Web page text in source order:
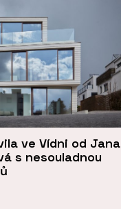
ve Vídni od Jana
s nesouladnou